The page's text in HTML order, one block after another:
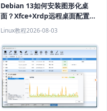
Debian 13如何安装图形化桌
面？Xfce+Xrdp远程桌面配置教
程
Linux教程2026-08-03